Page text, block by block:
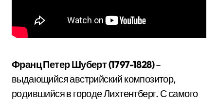
Франц Петер Шуберт (1797-1828)–
выдающийся австрийский композитор,
родившийся в городе Лихтентберг. С самого